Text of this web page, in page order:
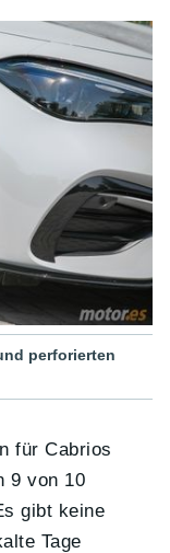
perforierten
für Cabrios
9 von 10
gibt keine
Tage